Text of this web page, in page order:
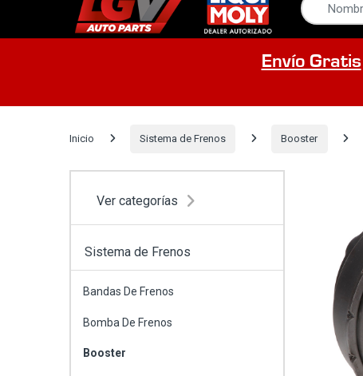
Envío Gratis
Inicio Sistema de Frenos Booster
Ver categorías
Sistema de Frenos
Bandas De Frenos
Bomba De Frenos
Booster